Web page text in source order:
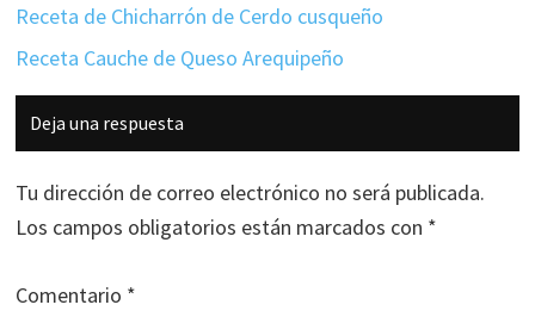
Receta de Chicharrón de Cerdo cusqueño
Receta Cauche de Queso Arequipeño
Interacciones
con
los
lectores
Deja una respuesta
Tu dirección de correo electrónico no será publicada.
Los campos obligatorios están marcados con *
Comentario *